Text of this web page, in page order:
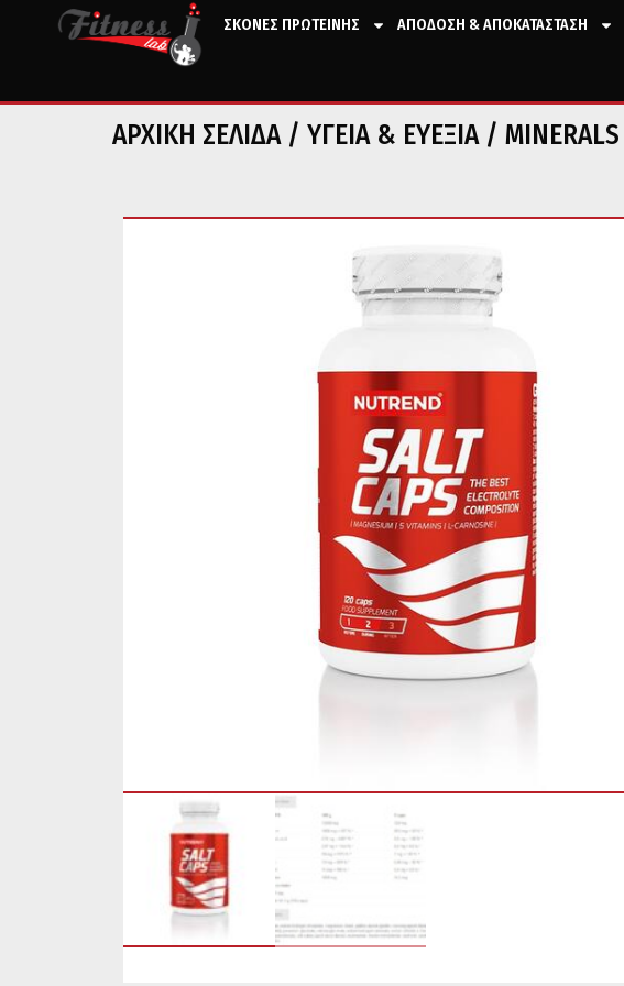
ΣΚΟΝΕΣ ΠΡΩΤΕΙΝΗΣ ΑΠΟΔΟΣΗ & ΑΠΟΚΑΤΑΣΤΑΣΗ
ΑΡΧΙΚΉ ΣΕΛΊΔΑ/ ΥΓΕΙΑ & ΕΥΕΞΙΑ/ MINERALS